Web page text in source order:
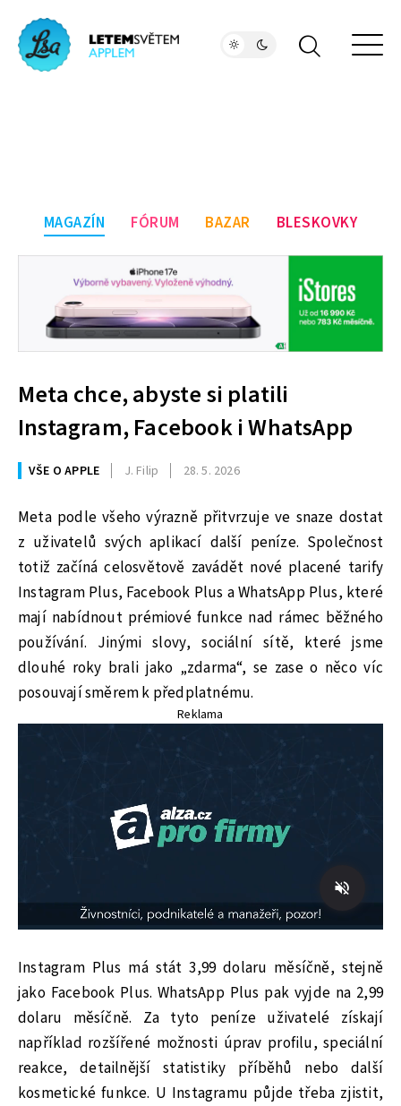
MAGAZÍN FÓRUM BAZAR BLESKOVKY
Meta chce, abyste si platili
Instagram, Facebook i WhatsApp
VŠE O APPLE J. Filip 28. 5. 2026
Meta podle všeho výrazně přitvrzuje ve snaze dostat
z uživatelů svých aplikací další peníze. Společnost
totiž začíná celosvětově zavádět nové placené tarify
Instagram Plus, Facebook Plus a WhatsApp Plus, které
mají nabídnout prémiové funkce nad rámec běžného
používání. Jinými slovy, sociální sítě, které jsme
dlouhé roky brali jako „zdarma“, se zase o něco víc
posouvají směrem k předplatnému.
Reklama
Instagram Plus má stát 3,99 dolaru měsíčně, stejně
jako Facebook Plus. WhatsApp Plus pak vyjde na 2,99
dolaru měsíčně. Za tyto peníze uživatelé získají
například rozšířené možnosti úprav profilu, speciální
reakce, detailnější statistiky příběhů nebo další
kosmetické funkce. U Instagramu půjde třeba zjistit,